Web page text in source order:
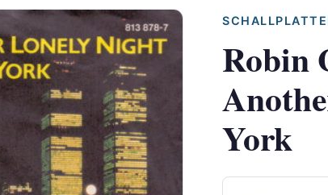
Robin
York